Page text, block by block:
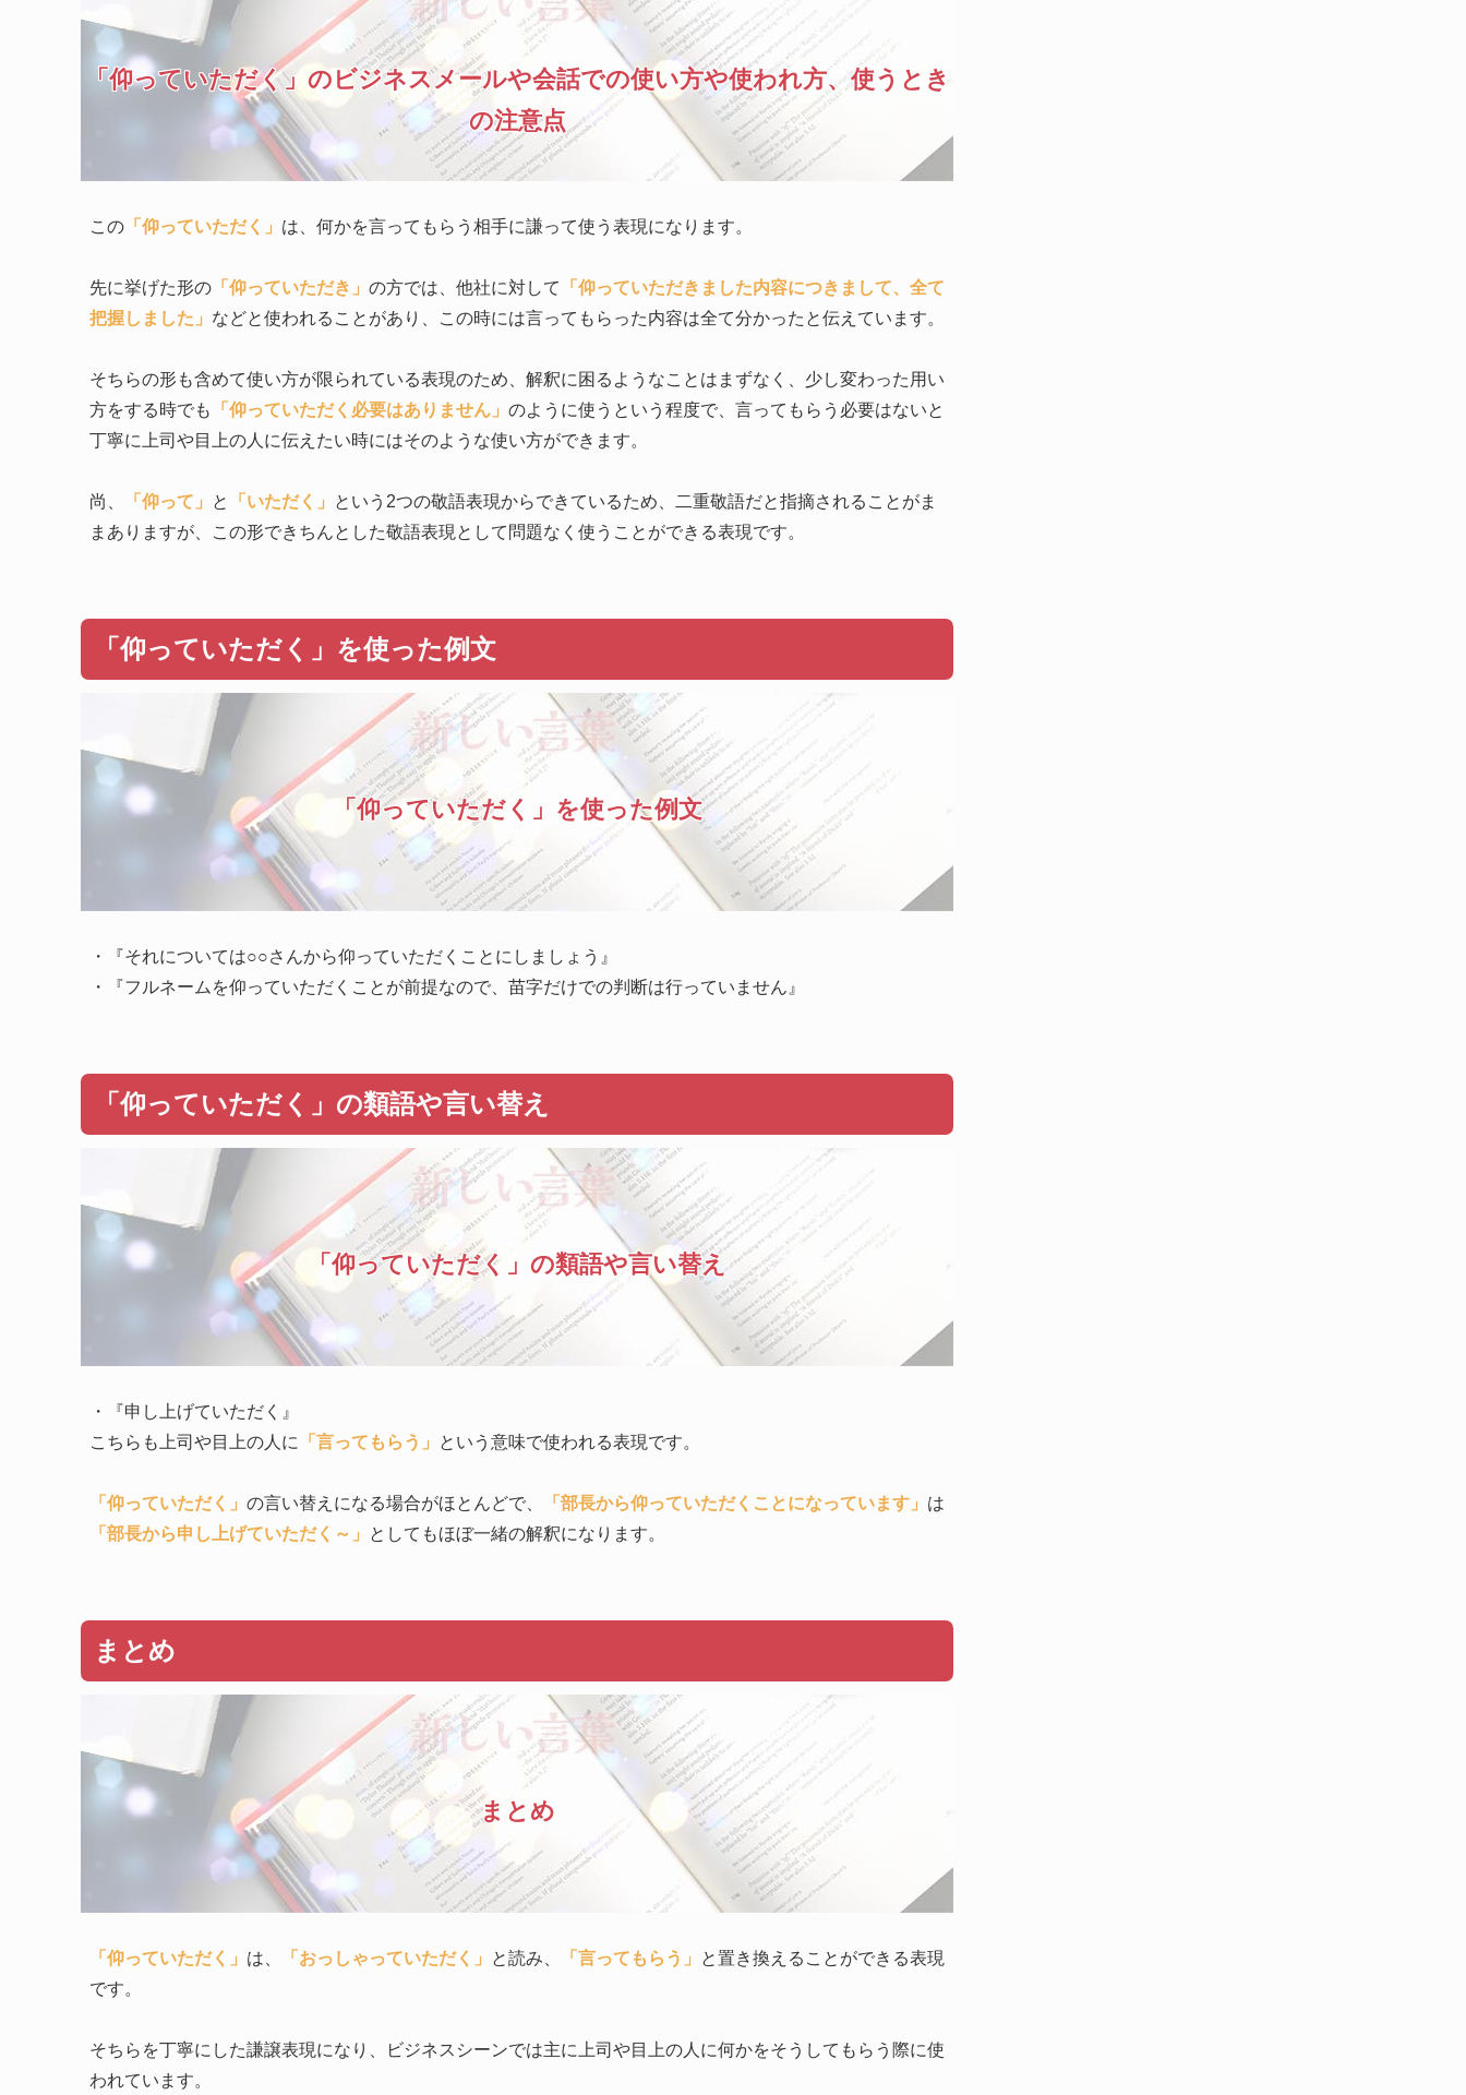
「仰っていただく」のビジネスメールや会話での使い方や使われ方、使うとき
の注意点
この 「仰っていただく」 は、何かを言ってもらう相手に謙って使う表現になります。
先に挙げた形の 「仰っていただき」 の方では、他社に対して
「仰っていただきました内容につきまして、全て
把握しました」 などと使われることがあり、この時には言ってもらった内容は全て分かったと伝えています。
そちらの形も含めて使い方が限られている表現のため、解釈に困るようなことはまずなく、少し変わった用い
方をする時でも
「仰っていただく必要はありません」 のように使うという程度で、言ってもらう必要はないと
丁寧に上司や目上の人に伝えたい時にはそのような使い方ができます。
尚、 「仰って」 と 「いただく」
という2つの敬語表現からできているため、二重敬語だと指摘されることがま
まありますが、この形できちんとした敬語表現として問題なく使うことができる表現です。
「仰っていただく」を使った例文
「仰っていただく」を使った例文
・『それについては○○さんから仰っていただくことにしましょう』
・『フルネームを仰っていただくことが前提なので、苗字だけでの判断は行っていません』
「仰っていただく」の類語や言い替え
「仰っていただく」の類語や言い替え
・『申し上げていただく』
こちらも上司や目上の人に
「言ってもらう」 という意味で使われる表現です。
「仰っていただく」 の言い替えになる場合がほとんどで、 「部長から仰っていただくことになっています」 は
「部長から申し上げていただく～」
としてもほぼ一緒の解釈になります。
まとめ
まとめ
「仰っていただく」 は、 「おっしゃっていただく」 と読み、 「言ってもらう」
と置き換えることができる表現
です。
そちらを丁寧にした謙譲表現になり、ビジネスシーンでは主に上司や目上の人に何かをそうしてもらう際に使
われています。